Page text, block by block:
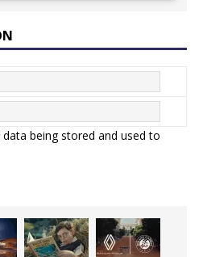
being stored and used to